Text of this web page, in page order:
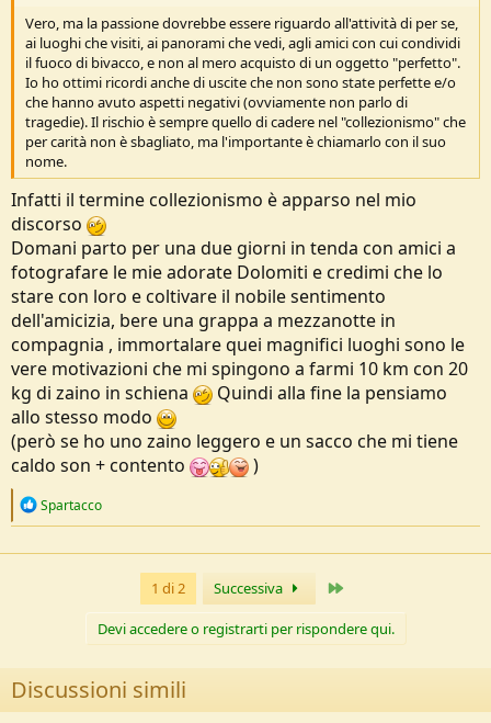
Vero, ma la passione dovrebbe essere riguardo all'attività di per se,
ai luoghi che visiti, ai panorami che vedi, agli amici con cui condividi
il fuoco di bivacco, e non al mero acquisto di un oggetto "perfetto".
Io ho ottimi ricordi anche di uscite che non sono state perfette e/o
che hanno avuto aspetti negativi (ovviamente non parlo di
tragedie). Il rischio è sempre quello di cadere nel "collezionismo" che
per carità non è sbagliato, ma l'importante è chiamarlo con il suo
nome.
Infatti il termine collezionismo è apparso nel mio
discorso
Domani parto per una due giorni in tenda con amici a
fotografare le mie adorate Dolomiti e credimi che lo
stare con loro e coltivare il nobile sentimento
dell'amicizia, bere una grappa a mezzanotte in
compagnia , immortalare quei magnifici luoghi sono le
vere motivazioni che mi spingono a farmi 10 km con 20
kg di zaino in schiena
Quindi alla fine la pensiamo
allo stesso modo
(però se ho uno zaino leggero e un sacco che mi tiene
caldo son + contento
)
R
c
Spartacco
1 di 2 Successiva
Devi accedere o registrarti per rispondere qui.
Discussioni simili